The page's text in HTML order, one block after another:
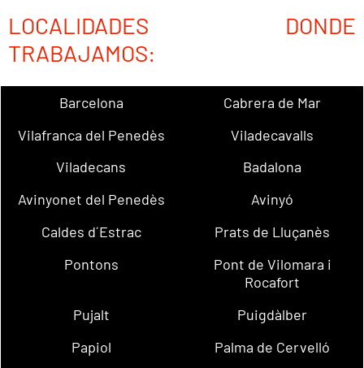
LOCALIDADES DONDE
TRABAJAMOS:
Barcelona
Cabrera de Mar
Vilafranca del Penedès
Viladecavalls
Viladecans
Badalona
Avinyonet del Penedès
Avinyó
Caldes d´Estrac
Prats de Lluçanès
Pontons
Pont de Vilomara i
Rocafort
Pujalt
Puigdàlber
Papiol
Palma de Cervelló